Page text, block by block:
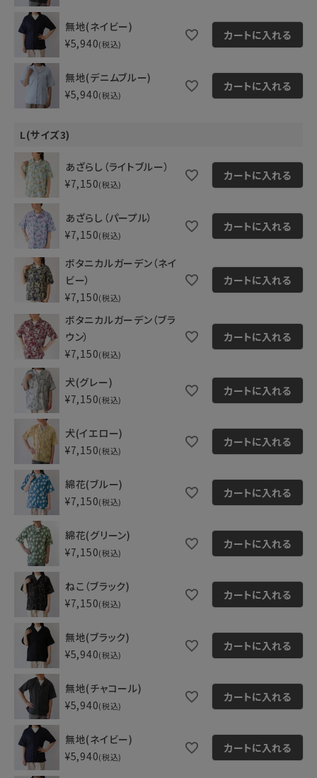
無地(ネイビー)
¥5,940 税込
カートに入れる
無地(デニムブルー)
¥5,940 税込
カートに入れる
L(サイズ3)
あざらし（ライトブルー）
¥7,150 税込
カートに入れる
あざらし（パープル）
¥7,150 税込
カートに入れる
ボタニカルガーデン（ネイ
ビー）
¥7,150 税込
カートに入れる
ボタニカルガーデン（ブラ
ウン）
¥7,150 税込
カートに入れる
犬(グレー)
¥7,150 税込
カートに入れる
犬(イエロー)
¥7,150 税込
カートに入れる
綿花(ブルー)
¥7,150 税込
カートに入れる
綿花(グリーン)
¥7,150 税込
カートに入れる
ねこ（ブラック)
¥7,150 税込
カートに入れる
無地(ブラック)
¥5,940 税込
カートに入れる
無地(チャコール)
¥5,940 税込
カートに入れる
無地(ネイビー)
¥5,940 税込
カートに入れる